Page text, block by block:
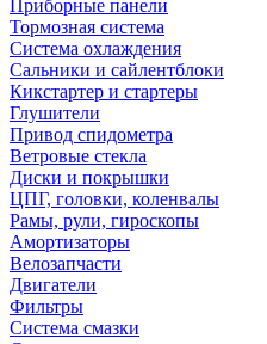
Приборные панели
Тормозная система
Система охлаждения
Сальники и сайлентблоки
Кикстартер и стартеры
Глушители
Привод спидометра
Ветровые стекла
Диски и покрышки
ЦПГ, головки, коленвалы
Рамы, рули, гироскопы
Амортизаторы
Велозапчасти
Двигатели
Фильтры
Система смазки